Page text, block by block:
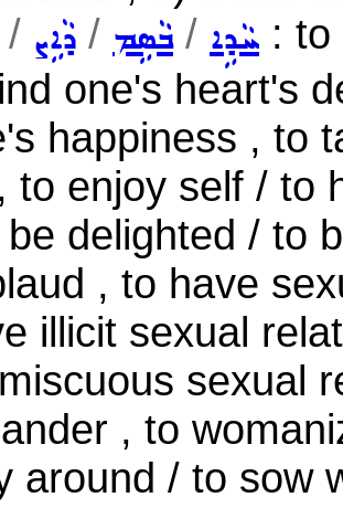
/ ܕܵܐܹܨ / ܒܵܣܹܡ/ ܚܵܕܹܐ : to
one's heart's
happiness , to
to enjoy self / to
be delighted / to
, to have
illicit sexual
sexual
, to
around / to sow